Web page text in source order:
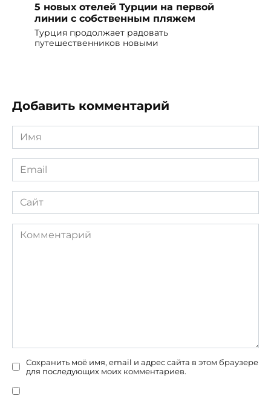
5 новых отелей Турции на первой
линии с собственным пляжем
Турция продолжает радовать
путешественников новыми
Добавить комментарий
Имя
Email
Сайт
Комментарий
Сохранить моё имя, email и адрес сайта в этом браузере
для последующих моих комментариев.